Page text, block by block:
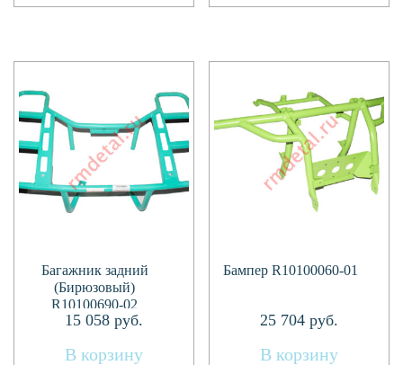
Багажник задний
(Бирюзовый)
R10100690-02
15 058руб.
В корзину
Бампер R10100060-01
25 704 руб.
В корзину